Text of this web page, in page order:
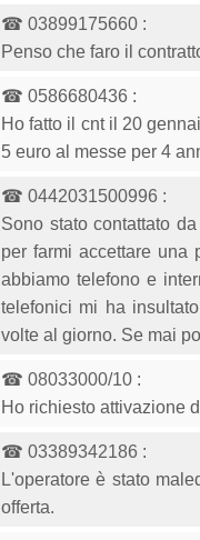
☎ 03899175660 :
Penso che faro il
☎ 0586680436 :
Ho fatto il cnt il 20
5 euro al messe per 4
☎ 0442031500996 :
Sono stato contattato
per farmi accettare una
abbiamo telefono e
telefonici mi ha
volte al giorno. Se mai
☎ 08033000/10 :
Ho richiesto attivazione
☎ 03389342186 :
L'operatore è stato
offerta.